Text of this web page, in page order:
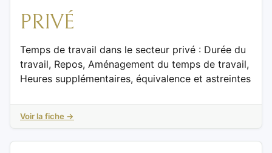
PRIVÉ
Temps de travail dans le secteur privé : Durée du
travail, Repos, Aménagement du temps de travail,
Heures supplémentaires, équivalence et astreintes
Voir la fiche →